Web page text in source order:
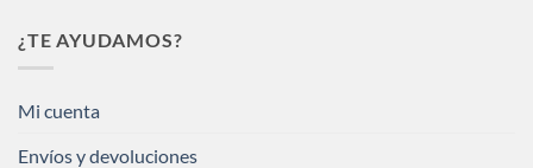
¿TE AYUDAMOS?
Mi cuenta
Envíos y devoluciones